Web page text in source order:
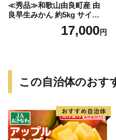
≪秀品≫和歌山由良町産 由
良早生みかん 約5kg サイズお
まかせ【sml106C】17,000円
この自治体のおす